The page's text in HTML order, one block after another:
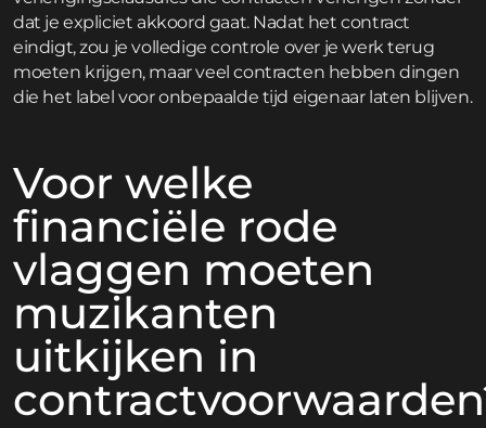
dat je expliciet akkoord gaat. Nadat het contract
eindigt, zou je volledige controle over je werk terug
moeten krijgen, maar veel contracten hebben dingen
die het label voor onbepaalde tijd eigenaar laten blijven.
Voor welke
financiële rode
vlaggen moeten
muzikanten
uitkijken in